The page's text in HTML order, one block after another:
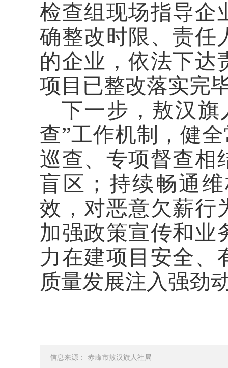
检查组现场指导企
确整改时限、责任
的企业，依法下达
项目已整改落实完
下一步，敖汉旗
查”工作机制，健
巡查、专项督查相
盲区；持续畅通
效，对恶意欠薪行
加强政策宣传和业
力在建项目安全、
质量发展注入强劲
信息来源： 赤峰市敖汉旗人社局